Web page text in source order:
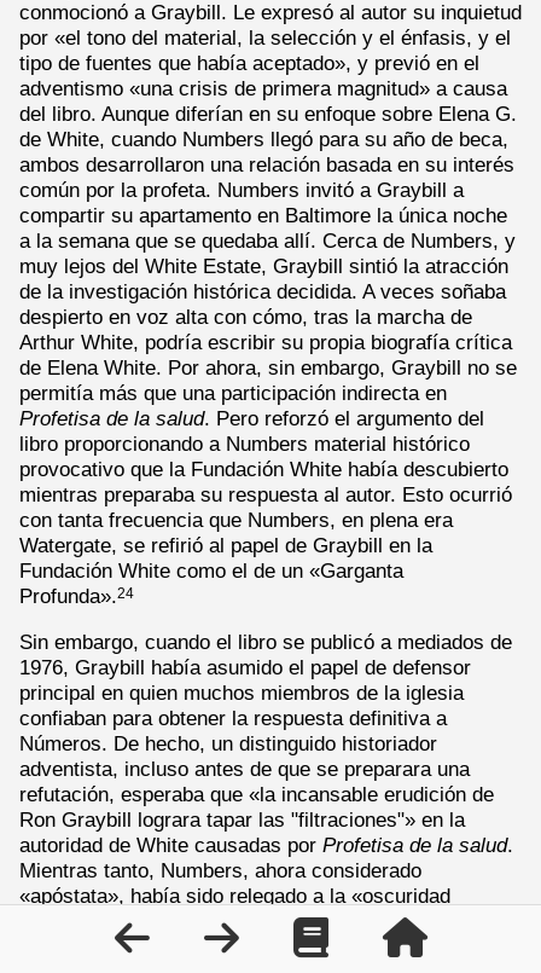
conmocionó a Graybill. Le expresó al autor su inquietud
por «el tono del material, la selección y el énfasis, y el
tipo de fuentes que había aceptado», y previó en el
adventismo «una crisis de primera magnitud» a causa
del libro. Aunque diferían en su enfoque sobre Elena G.
de White, cuando Numbers llegó para su año de beca,
ambos desarrollaron una relación basada en su interés
común por la profeta. Numbers invitó a Graybill a
compartir su apartamento en Baltimore la única noche
a la semana que se quedaba allí. Cerca de Numbers, y
muy lejos del White Estate, Graybill sintió la atracción
de la investigación histórica decidida. A veces soñaba
despierto en voz alta con cómo, tras la marcha de
Arthur White, podría escribir su propia biografía crítica
de Elena White. Por ahora, sin embargo, Graybill no se
permitía más que una participación indirecta en
Profetisa de la salud. Pero reforzó el argumento del
libro proporcionando a Numbers material histórico
provocativo que la Fundación White había descubierto
mientras preparaba su respuesta al autor. Esto ocurrió
con tanta frecuencia que Numbers, en plena era
Watergate, se refirió al papel de Graybill en la
Fundación White como el de un «Garganta
Profunda».24
Sin embargo, cuando el libro se publicó a mediados de
1976, Graybill había asumido el papel de defensor
principal en quien muchos miembros de la iglesia
confiaban para obtener la respuesta definitiva a
Números. De hecho, un distinguido historiador
adventista, incluso antes de que se preparara una
refutación, esperaba que «la incansable erudición de
Ron Graybill lograra tapar las "filtraciones"» en la
autoridad de White causadas por Profetisa de la salud.
Mientras tanto, Numbers, ahora considerado
«apóstata», había sido relegado a la «oscuridad
exterior» de la Universidad de Wisconsin, sin apenas
acceso a los adventistas. Debido a la profunda